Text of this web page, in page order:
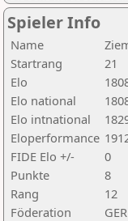
Spieler Info
Name
Startrang
21
Elo
Elo national
Elo intnational
Eloperformance
FIDE Elo +/-
0
Punkte
8
Rang
12
Föderation
GER